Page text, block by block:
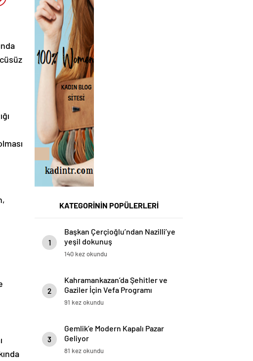
KATEGORİNİN POPÜLERLERİ
1
Başkan Çerçioğlu’ndan Nazilli’ye
yeşil dokunuş
140 kez okundu
2
Kahramankazan’da Şehitler ve
Gaziler İçin Vefa Programı
91 kez okundu
3
Gemlik’e Modern Kapalı Pazar
Geliyor
81 kez okundu